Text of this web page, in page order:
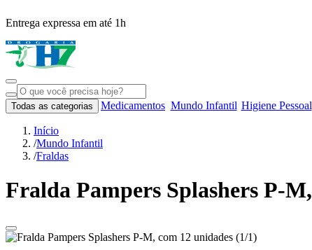
Entrega expressa em até 1h
Todas as categorias Medicamentos Mundo Infantil Higiene Pessoal
Início
/Mundo Infantil
/Fraldas
Fralda Pampers Splashers P-